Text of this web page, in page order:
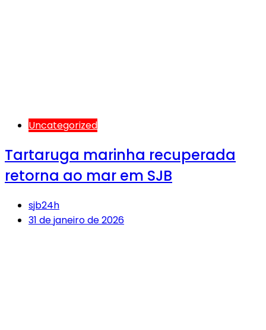
Uncategorized
Tartaruga marinha recuperada
retorna ao mar em SJB
sjb24h
31 de janeiro de 2026